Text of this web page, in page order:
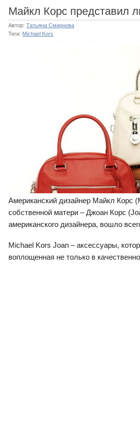
Майкл Корс представил
Автор: Татьяна Смирнова
Теги: Michael Kors
Американский дизайнер Майкл Корс
собственной матери – Джоан Корс
американского дизайнера, вошло
Michael Kors Joan – аксессуары,
воплощенная не только в